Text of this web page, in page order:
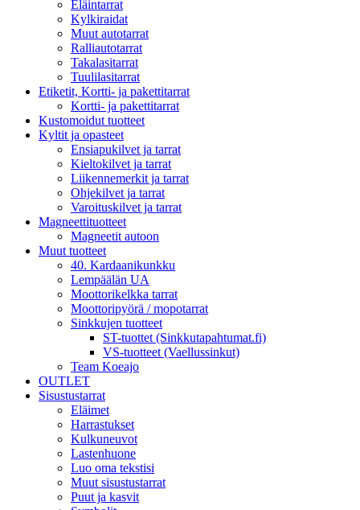
Eläintarrat
Kylkiraidat
Muut autotarrat
Ralliautotarrat
Takalasitarrat
Tuulilasitarrat
Etiketit, Kortti- ja pakettitarrat
Kortti- ja pakettitarrat
Kustomoidut tuotteet
Kyltit ja opasteet
Ensiapukilvet ja tarrat
Kieltokilvet ja tarrat
Liikennemerkit ja tarrat
Ohjekilvet ja tarrat
Varoituskilvet ja tarrat
Magneettituotteet
Magneetit autoon
Muut tuotteet
40. Kardaanikunkku
Lempäälän UA
Moottorikelkka tarrat
Moottoripyörä / mopotarrat
Sinkkujen tuotteet
ST-tuottet (Sinkkutapahtumat.fi)
VS-tuotteet (Vaellussinkut)
Team Koeajo
OUTLET
Sisustustarrat
Eläimet
Harrastukset
Kulkuneuvot
Lastenhuone
Luo oma tekstisi
Muut sisustustarrat
Puut ja kasvit